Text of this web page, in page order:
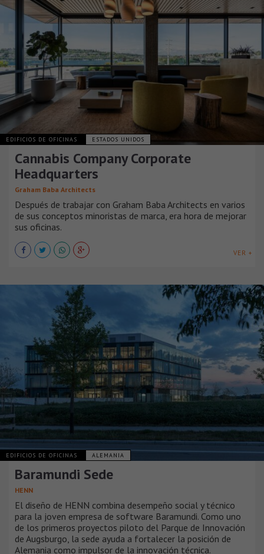
EDIFICIOS DE OFICINAS ESTADOS UNIDOS
Cannabis Company Corporate
Headquarters
Graham Baba Architects
Después de trabajar con Graham Baba Architects en varios
de sus conceptos minoristas de marca, era hora de mejorar
sus oficinas.
VER +
EDIFICIOS DE OFICINAS ALEMANIA
Baramundi Sede
HENN
El diseño de HENN combina desempeño social y técnico
para la joven empresa de software Baramundi. Como uno
de los primeros proyectos piloto del Parque de Innovación
de Augsburgo, la sede ayuda a fortalecer la posición de
Alemania como impulsor de la innovación técnica.